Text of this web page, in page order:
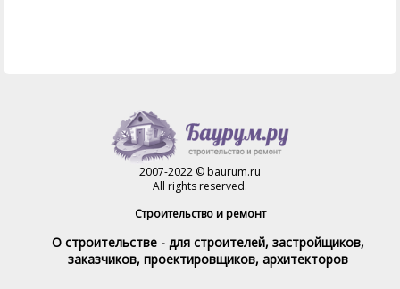
2007-2022 © baurum.ru
All rights reserved.
Строительство и ремонт
О строительстве - для строителей, застройщиков,
заказчиков, проектировщиков, архитекторов